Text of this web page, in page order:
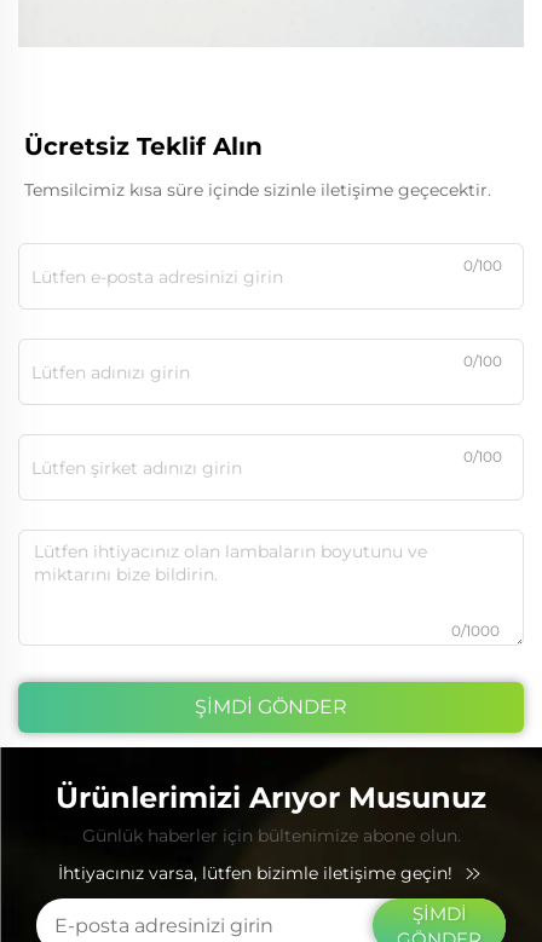
Ücretsiz Teklif Alın
Temsilcimiz kısa süre içinde sizinle iletişime geçecektir.
0/100
0/100
0/100
0/1000
ŞİMDİ GÖNDER
Ürünlerimizi Arıyor Musunuz
Günlük haberler için bültenimize abone olun.
İhtiyacınız varsa, lütfen bizimle iletişime geçin!
ŞİMDİ